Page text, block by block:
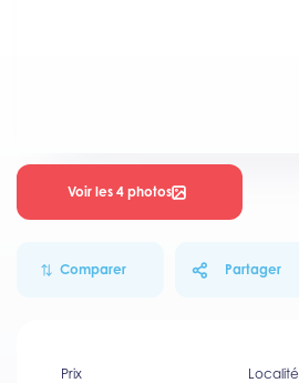
Voir les 4 photos
Comparer Partager
Prix
Localité